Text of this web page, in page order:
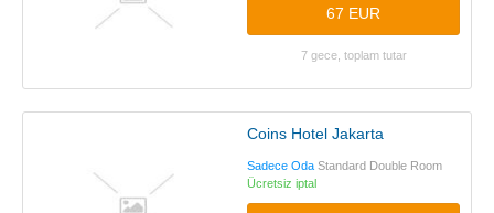
67 EUR
7 gece, toplam tutar
Coins Hotel Jakarta
Sadece Oda Standard Double Room
Ücretsiz iptal